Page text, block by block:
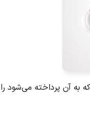
به آن پرداخته می‌شود را